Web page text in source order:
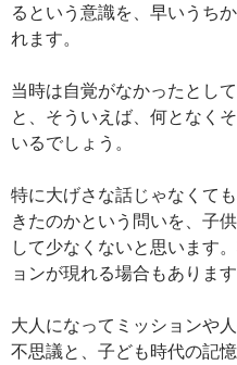
るという意識を、早いうち
れます。
当時は自覚がなかったとし
と、そういえば、何となく
いるでしょう。
特に大げさな話じゃなくて
きたのかという問いを、子
して少なくないと思います
ョンが現れる場合もあります
大人になってミッションや
不思議と、子ども時代の記